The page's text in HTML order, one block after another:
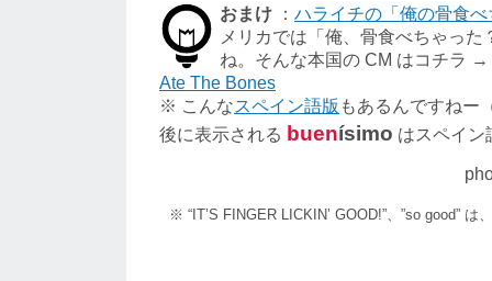
おまけ ： ハライチの「俺の骨食
メリカでは「俺、骨食べちゃった
ね。そんな本国の CM はコチラ →
Ate The Bones
※ こんなスペイン語版 もあるんですねー
後に表示される buenísimo はスペイ
※ “IT’S FINGER LICKIN’ GOOD!”、”so good”